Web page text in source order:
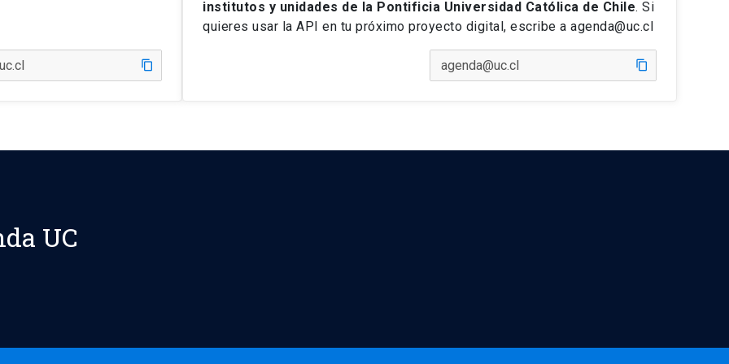
content_copy
institutos y unidades de la Pontificia Universidad Católica de Chile. Si
quieres usar la API en tu próximo proyecto digital, escribe a agenda@uc.cl
content_copy
UC